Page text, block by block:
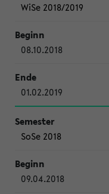
WiSe 2018/2019
08.10.2018
01.02.2019
SoSe 2018
09.04.2018